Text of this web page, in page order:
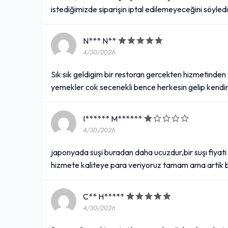
istediğimizde siparişin iptal edilemeyeceğini
N*** N**
4/30/2026
Sık sık geldigim bir restoran gercekten
yemekler cok secenekli bence herkesin gelip
I****** M******
4/30/2026
japonyada suşi buradan daha ucuzdur,bir suşı
hizmete kaliteye para veriyoruz tamam ama artik
C** H*****
4/30/2026